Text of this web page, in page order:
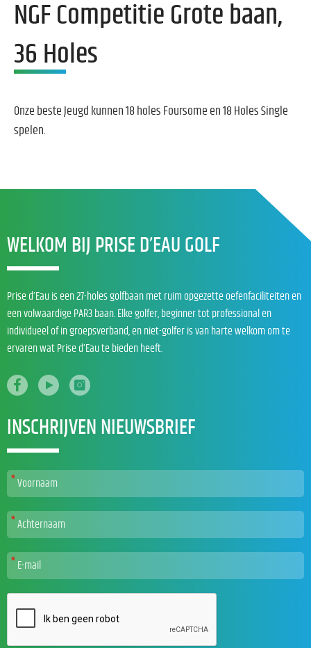
NGF Competitie Grote baan,
36 Holes
Onze beste Jeugd kunnen 18 holes Foursome en 18 Holes Single
spelen.
WELKOM BIJ PRISE D’EAU GOLF
Prise d’Eau is een 27-holes golfbaan met ruim opgezette oefenfaciliteiten en
een volwaardige PAR3 baan. Elke golfer, beginner tot professional en
individueel of in groepsverband, en niet-golfer is van harte welkom om te
ervaren wat Prise d’Eau te bieden heeft.
INSCHRIJVEN NIEUWSBRIEF